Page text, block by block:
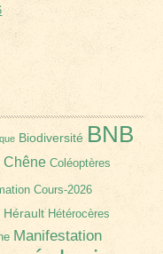
Biodiversité BNB
Chêne Coléoptères
Cours-2026
Hérault Hétérocères
Manifestation